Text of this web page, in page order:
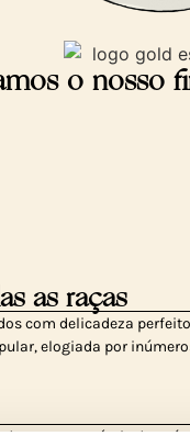
o nosso
as raças
com delicadeza
elogiada por
a manter níveis de